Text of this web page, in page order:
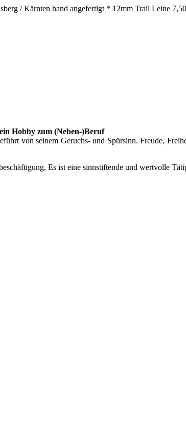
/ Kärnten hand angefertigt * 12mm Trail Leine
Hobby zum (Neben-)Beruf
von seinem Geruchs- und Spürsinn. Freude,
Es ist eine sinnstiftende und wertvolle